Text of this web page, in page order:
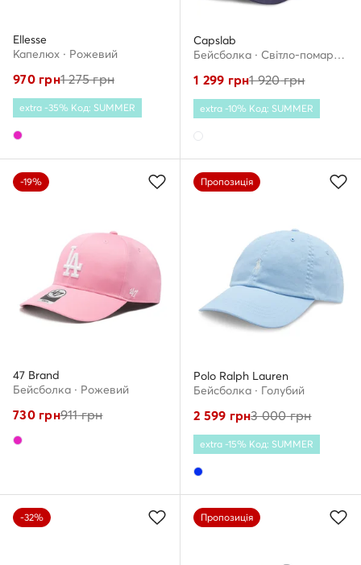
Ellesse
Капелюх · Рожевий
970грн1 275грн
extra -35% Код: SUMMER
Capslab
Бейсболка · Світло-помаранчевий
1 299 грн1 920грн
extra -10% Код: SUMMER
-19%
47 Brand
Бейсболка · Рожевий
730грн911грн
Пропозиція
Polo Ralph Lauren
Бейсболка · Голубий
2 599 грн3 000грн
extra -15% Код: SUMMER
-32% Пропозиція